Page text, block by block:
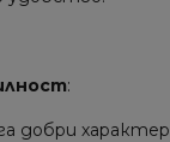
:
добри